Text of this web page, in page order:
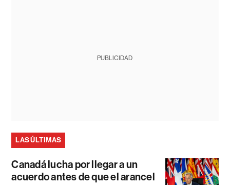
PUBLICIDAD
LAS ÚLTIMAS
Canadá lucha por llegar a un
acuerdo antes de que el arancel